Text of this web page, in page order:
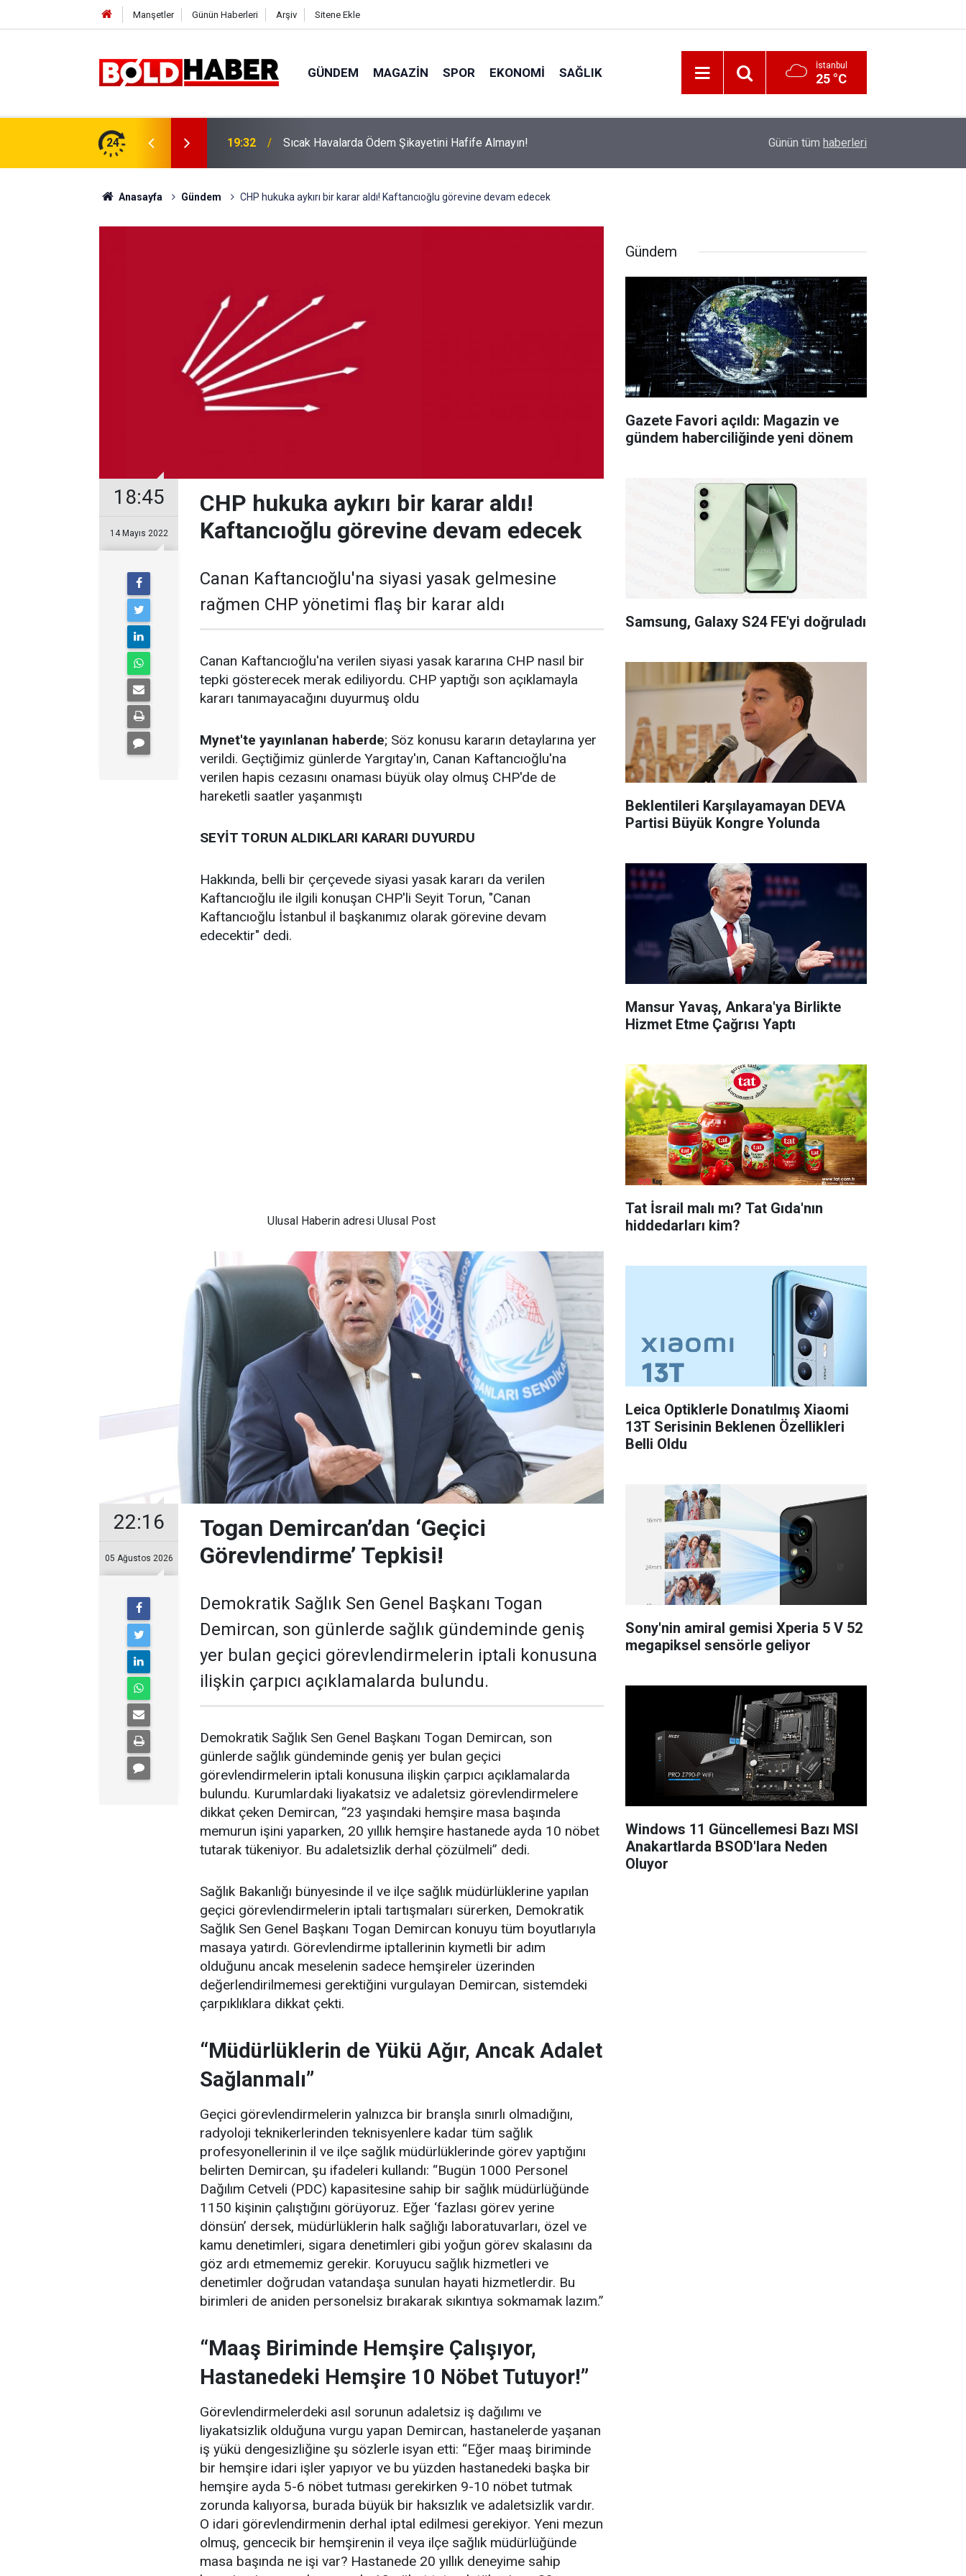
Manşetler Günün Haberleri Arşiv Sitene Ekle
GÜNDEM MAGAZIN SPOR EKONOMI SAĞLIK İstanbul
25 °C
24 19:32 Sıcak Havalarda Ödem Şikayetini Hafife Almayın! İzmir 112’de Kan Donduran İddialar!
Günün tüm haberleri
Anasayfa Gündem CHP hukuka aykırı bir karar aldı! Kaftancıoğlu görevine devam edecek
18:45
14 Mayıs 2022
CHP hukuka aykırı bir karar aldı!
Kaftancıoğlu görevine devam edecek
Canan Kaftancıoğlu'na siyasi yasak gelmesine
rağmen CHP yönetimi flaş bir karar aldı
Canan Kaftancıoğlu'na verilen siyasi yasak kararına CHP nasıl bir
tepki gösterecek merak ediliyordu. CHP yaptığı son açıklamayla
kararı tanımayacağını duyurmuş oldu
Mynet'te yayınlanan haberde; Söz konusu kararın detaylarına yer
verildi. Geçtiğimiz günlerde Yargıtay'ın, Canan Kaftancıoğlu'na
verilen hapis cezasını onaması büyük olay olmuş CHP'de de
hareketli saatler yaşanmıştı
SEYİT TORUN ALDIKLARI KARARI DUYURDU
Hakkında, belli bir çerçevede siyasi yasak kararı da verilen
Kaftancıoğlu ile ilgili konuşan CHP'li Seyit Torun, "Canan
Kaftancıoğlu İstanbul il başkanımız olarak görevine devam
edecektir" dedi.
Ulusal Haberin adresi Ulusal Post
22:16
05 Ağustos 2026
Togan Demircan’dan ‘Geçici
Görevlendirme’ Tepkisi!
Demokratik Sağlık Sen Genel Başkanı Togan
Demircan, son günlerde sağlık gündeminde geniş
yer bulan geçici görevlendirmelerin iptali konusuna
ilişkin çarpıcı açıklamalarda bulundu.
Demokratik Sağlık Sen Genel Başkanı Togan Demircan, son
günlerde sağlık gündeminde geniş yer bulan geçici
görevlendirmelerin iptali konusuna ilişkin çarpıcı açıklamalarda
bulundu. Kurumlardaki liyakatsiz ve adaletsiz görevlendirmelere
dikkat çeken Demircan, “23 yaşındaki hemşire masa başında
memurun işini yaparken, 20 yıllık hemşire hastanede ayda 10 nöbet
tutarak tükeniyor. Bu adaletsizlik derhal çözülmeli” dedi.
Sağlık Bakanlığı bünyesinde il ve ilçe sağlık müdürlüklerine yapılan
geçici görevlendirmelerin iptali tartışmaları sürerken, Demokratik
Sağlık Sen Genel Başkanı Togan Demircan konuyu tüm boyutlarıyla
masaya yatırdı. Görevlendirme iptallerinin kıymetli bir adım
olduğunu ancak meselenin sadece hemşireler üzerinden
değerlendirilmemesi gerektiğini vurgulayan Demircan, sistemdeki
çarpıklıklara dikkat çekti.
“Müdürlüklerin de Yükü Ağır, Ancak Adalet
Sağlanmalı”
Geçici görevlendirmelerin yalnızca bir branşla sınırlı olmadığını,
radyoloji teknikerlerinden teknisyenlere kadar tüm sağlık
profesyonellerinin il ve ilçe sağlık müdürlüklerinde görev yaptığını
belirten Demircan, şu ifadeleri kullandı: “Bugün 1000 Personel
Dağılım Cetveli (PDC) kapasitesine sahip bir sağlık müdürlüğünde
1150 kişinin çalıştığını görüyoruz. Eğer ‘fazlası görev yerine
dönsün’ dersek, müdürlüklerin halk sağlığı laboratuvarları, özel ve
kamu denetimleri, sigara denetimleri gibi yoğun görev skalasını da
göz ardı etmememiz gerekir. Koruyucu sağlık hizmetleri ve
denetimler doğrudan vatandaşa sunulan hayati hizmetlerdir. Bu
birimleri de aniden personelsiz bırakarak sıkıntıya sokmamak lazım.”
“Maaş Biriminde Hemşire Çalışıyor,
Hastanedeki Hemşire 10 Nöbet Tutuyor!”
Görevlendirmelerdeki asıl sorunun adaletsiz iş dağılımı ve
liyakatsizlik olduğuna vurgu yapan Demircan, hastanelerde yaşanan
iş yükü dengesizliğine şu sözlerle isyan etti: “Eğer maaş biriminde
bir hemşire idari işler yapıyor ve bu yüzden hastanedeki başka bir
hemşire ayda 5-6 nöbet tutması gerekirken 9-10 nöbet tutmak
zorunda kalıyorsa, burada büyük bir haksızlık ve adaletsizlik vardır.
O idari görevlendirmenin derhal iptal edilmesi gerekiyor. Yeni mezun
olmuş, gencecik bir hemşirenin il veya ilçe sağlık müdürlüğünde
masa başında ne işi var? Hastanede 20 yıllık deneyime sahip
Gündem
Gazete Favori açıldı: Magazin ve
gündem haberciliğinde yeni dönem
Samsung, Galaxy S24 FE'yi doğruladı
Beklentileri Karşılayamayan DEVA
Partisi Büyük Kongre Yolunda
Mansur Yavaş, Ankara'ya Birlikte
Hizmet Etme Çağrısı Yaptı
Tat İsrail malı mı? Tat Gıda'nın
hiddedarları kim?
Leica Optiklerle Donatılmış Xiaomi
13T Serisinin Beklenen Özellikleri
Belli Oldu
Sony'nin amiral gemisi Xperia 5 V 52
megapiksel sensörle geliyor
Windows 11 Güncellemesi Bazı MSI
Anakartlarda BSOD'lara Neden
Oluyor